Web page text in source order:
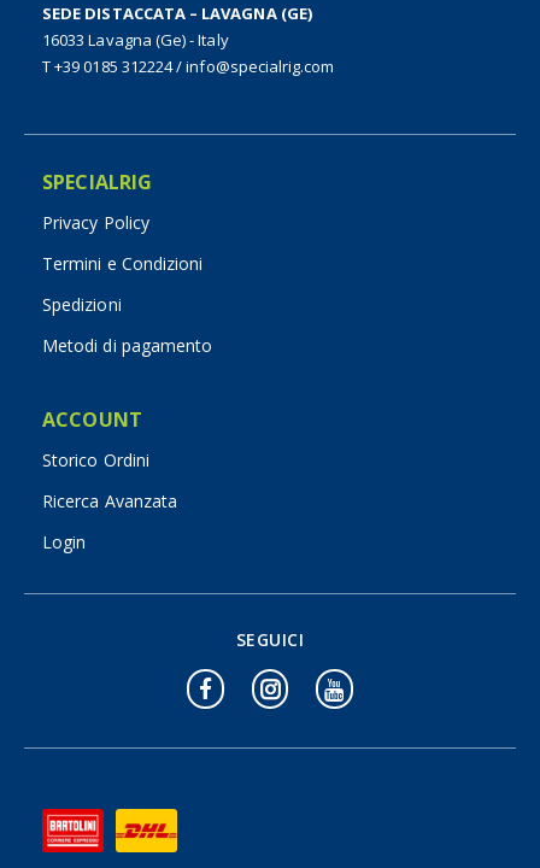
SEDE DISTACCATA – LAVAGNA (GE)
16033 Lavagna (Ge) - Italy
T +39 0185 312224/info@specialrig.com
SPECIALRIG
Privacy Policy
Termini e Condizioni
Spedizioni
Metodi di pagamento
ACCOUNT
Storico Ordini
Ricerca Avanzata
Login
SEGUICI